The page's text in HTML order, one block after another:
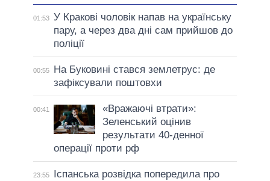
01:53 У Кракові чоловік напав на українську
пару, а через два дні сам прийшов до
поліції
00:55
На Буковині стався землетрус: де
зафіксували поштовхи
00:41
«Вражаючі втрати»:
Зеленський оцінив
результати 40-денної
операції проти рф
23:55
Іспанська розвідка попередила про